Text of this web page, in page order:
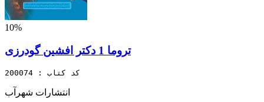
10%
تروما 1 دکتر افشین گودرزی
کد کتاب : 200074
انتشارات شهرآب